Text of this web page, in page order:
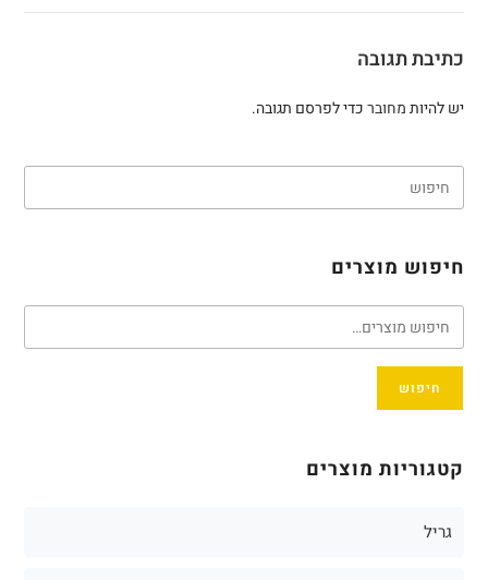
כתיבת תגובה
יש להיותמחוברכדי לפרסם תגובה.
חיפוש מוצרים
חיפוש
קטגוריות מוצרים
גריל